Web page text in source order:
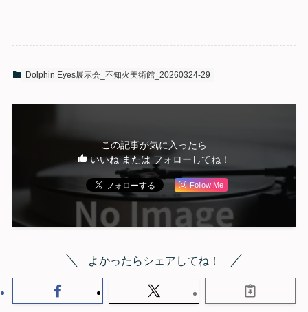
Dolphin Eyes展示会_不知火美術館_20260324-29
この記事が気に入ったら
いいね または フォローしてね！
Follow Me
よかったらシェアしてね！